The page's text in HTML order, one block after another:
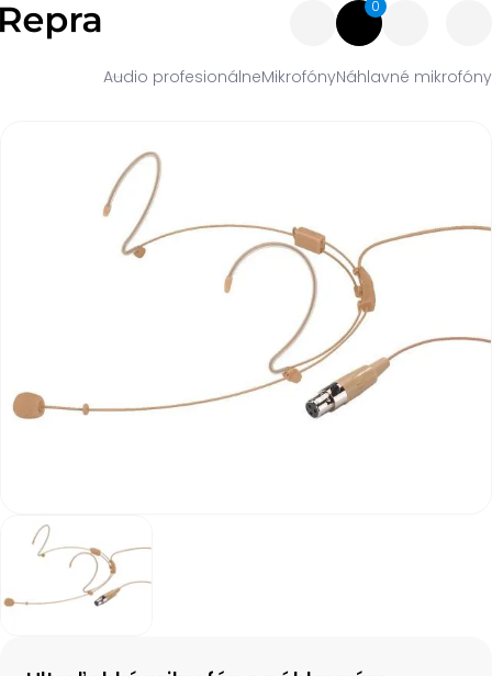
0
Audio profesionálneMikrofónyNáhlavné mikrofóny
Item